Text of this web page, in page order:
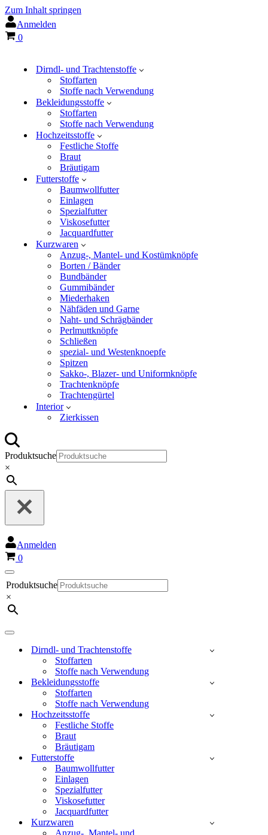
Zum Inhalt springen
Anmelden
Warenkorb
0
Dirndl- und Trachtenstoffe
Stoffarten
Stoffe nach Verwendung
Bekleidungsstoffe
Stoffarten
Stoffe nach Verwendung
Hochzeitsstoffe
Festliche Stoffe
Braut
Bräutigam
Futterstoffe
Baumwollfutter
Einlagen
Spezialfutter
Viskosefutter
Jacquardfutter
Kurzwaren
Anzug-, Mantel- und Kostümknöpfe
Borten / Bänder
Bundbänder
Gummibänder
Miederhaken
Nähfäden und Garne
Naht- und Schrägbänder
Perlmuttknöpfe
Schließen
spezial- und Westenknoepfe
Spitzen
Sakko-, Blazer- und Uniformknöpfe
Trachtenknöpfe
Trachtengürtel
Interior
Zierkissen
Produktsuche
×
Anmelden
Warenkorb
0
Navigationsmenü
Produktsuche
×
Navigationsmenü
Dirndl- und Trachtenstoffe
Stoffarten
Stoffe nach Verwendung
Bekleidungsstoffe
Stoffarten
Stoffe nach Verwendung
Hochzeitsstoffe
Festliche Stoffe
Braut
Bräutigam
Futterstoffe
Baumwollfutter
Einlagen
Spezialfutter
Viskosefutter
Jacquardfutter
Kurzwaren
Anzug-, Mantel- und